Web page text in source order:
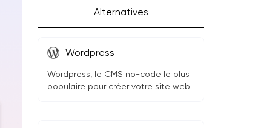
Alternatives
Wordpress
Wordpress, le CMS no-code le plus
populaire pour créer votre site web